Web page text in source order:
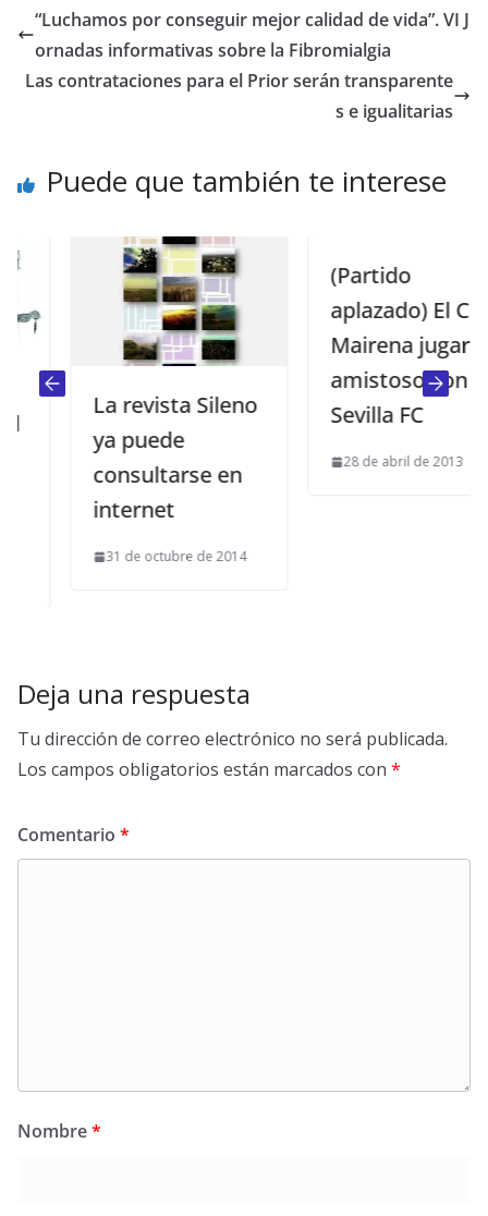
“Luchamos por conseguir mejor calidad de vida”. VI J
ornadas informativas sobre la Fibromialgia
Las contrataciones para el Prior serán transparente
s e igualitarias
Puede que también te interese
La revista Sileno
ya puede
consultarse en
internet
31 de octubre de 2014
(Partido
aplazado) El CD
Mairena jugará
amistoso con el
Sevilla FC
28 de abril de 2013
Deja una respuesta
Tu dirección de correo electrónico no será publicada.
Los campos obligatorios están marcados con *
Comentario *
Nombre*